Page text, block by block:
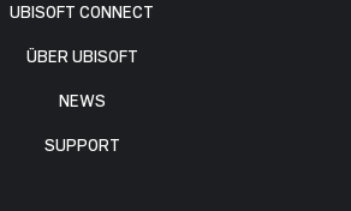
UBISOFT CONNECT
ÜBER UBISOFT
NEWS
SUPPORT